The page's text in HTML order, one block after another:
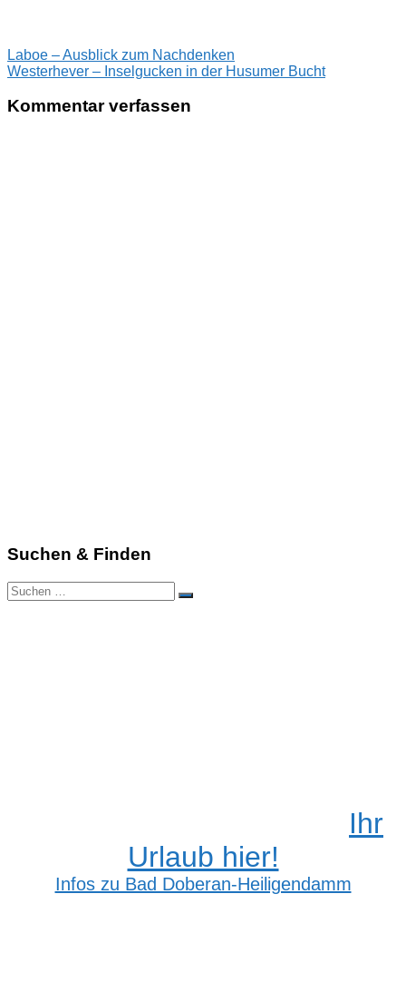
AussichtHusumKrokosblüteMartin
DostalNordsee TetscheTSBW Wasserturm
Beitragsnavigation
Vorheriger
Beitrag:
Laboe – Ausblick zum Nachdenken
Nächster
Westerhever – Inselgucken in der Husumer Bucht
Kommentar verfassen
Suchen & Finden
Suchen
nach:
Suchen
Ihr
Urlaub hier!
Infos zu Bad Doberan-Heiligendamm